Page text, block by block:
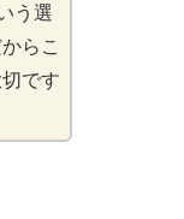
う選
らこ
です